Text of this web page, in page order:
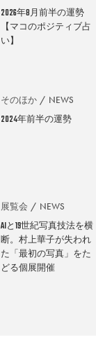
2026年8月前半の運勢
【マコのポジティブ占
い】
そのほか NEWS
2024年前半の運勢
展覧会 NEWS
AIと19世紀写真技法を横
断。村上華子が失われ
た「最初の写真」をた
どる個展開催